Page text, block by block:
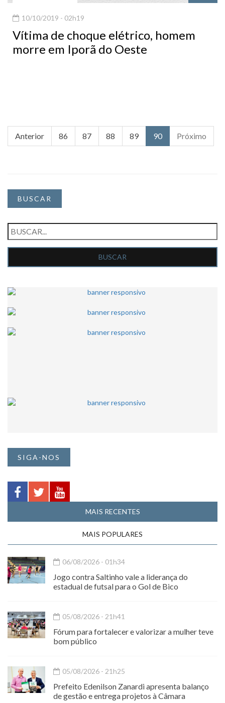
10/10/2019 - 02h19
Vítima de choque elétrico, homem
morre em Iporã do Oeste
Anterior 86 87 88 89 90 Próximo
BUSCAR
SIGA-NOS
MAIS RECENTES
MAIS POPULARES
06/08/2026 - 01h34
Jogo contra Saltinho vale a liderança do
estadual de futsal para o Gol de Bico
05/08/2026 - 21h41
Fórum para fortalecer e valorizar a mulher teve
bom público
05/08/2026 - 21h25
Prefeito Edenilson Zanardi apresenta balanço
de gestão e entrega projetos à Câmara